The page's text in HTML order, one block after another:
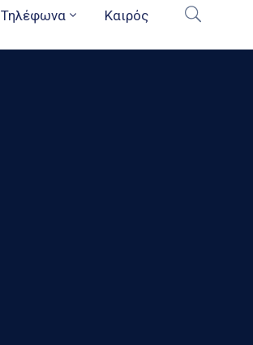
Τηλέφωνα Καιρός